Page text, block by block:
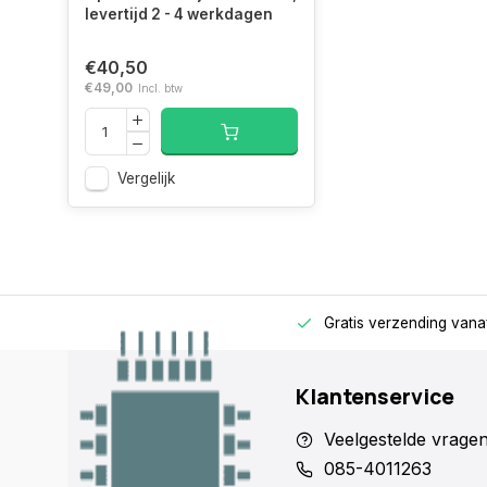
verpakking
Breedte
verpakking
208 mm
Hoogte
verpakking
124 mm
Gewicht
verpakking
levertijd 2 - 4 werkdagen
€40,50
€49,00 Incl. btw
Vergelijk
Gratis verzending
Klantenservice
Veelgestelde
085-4011263